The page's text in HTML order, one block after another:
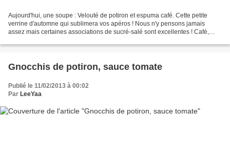
Aujourd'hui, une soupe : Velouté de potiron et espuma café. Cette petite
verrine d'automne qui sublimera vos apéros ! Nous n'y pensons jamais
assez mais certaines associations de sucré-salé sont excellentes ! Café,
Gnocchis de potiron, sauce tomate
Publié le 11/02/2013 à 00:02
Par LeeYaa